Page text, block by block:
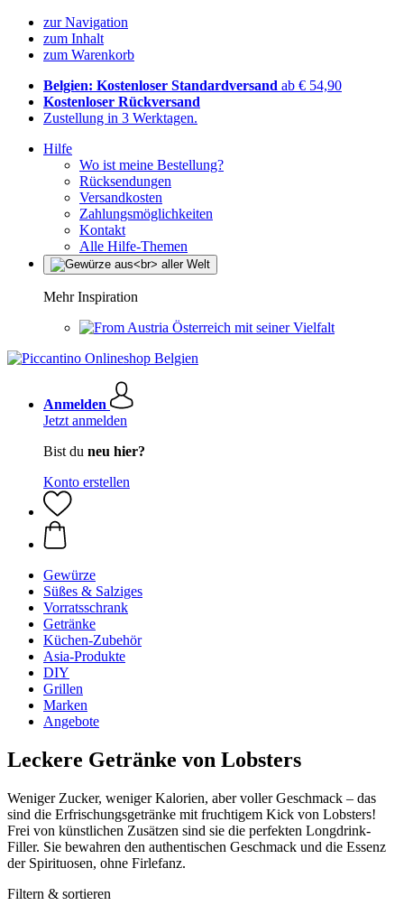
zur Navigation
zum Inhalt
zum Warenkorb
Belgien: Kostenloser Standardversand ab € 54,90
Kostenloser Rückversand
Zustellung in 3 Werktagen.
Hilfe
Wo ist meine Bestellung?
Rücksendungen
Versandkosten
Zahlungsmöglichkeiten
Kontakt
Alle Hilfe-Themen
Mehr Inspiration
Österreich mit seiner Vielfalt
Anmelden
Jetzt anmelden
Bist du neu hier?
Konto erstellen
Gewürze
Süßes & Salziges
Vorratsschrank
Getränke
Küchen-Zubehör
Asia-Produkte
DIY
Grillen
Marken
Angebote
Leckere Getränke von Lobsters
Weniger Zucker, weniger Kalorien, aber voller Geschmack – das
sind die Erfrischungsgetränke mit fruchtigem Kick von Lobsters!
Frei von künstlichen Zusätzen sind sie die perfekten Longdrink-
Filler. Sie bewahren den authentischen Geschmack und die Essenz
der Spirituosen, ohne Firlefanz.
Filtern & sortieren